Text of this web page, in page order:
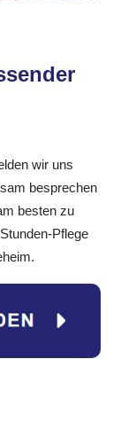
wir uns
besprechen
besten zu
Pflege